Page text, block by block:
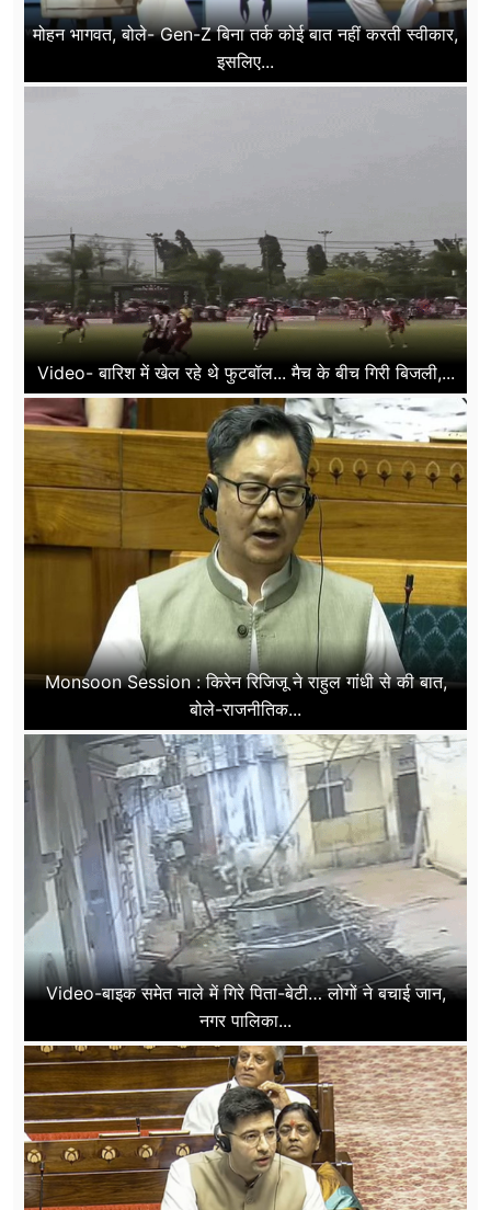
मोहन भागवत, बोले- Gen-Z बिना तर्क कोई बात नहीं करती स्वीकार,
इसलिए...
Video- बारिश में खेल रहे थे फुटबॉल... मैच के बीच गिरी बिजली,...
Monsoon Session : किरेन रिजिजू ने राहुल गांधी से की बात,
बोले-राजनीतिक...
Video-बाइक समेत नाले में गिरे पिता-बेटी… लोगों ने बचाई जान,
नगर पालिका...